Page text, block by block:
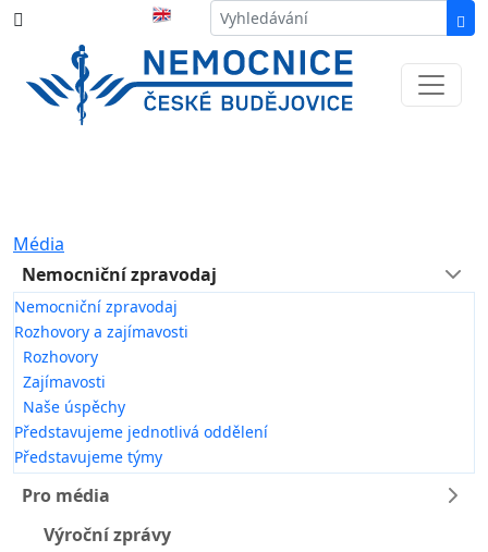
Média
Nemocniční zpravodaj
Nemocniční zpravodaj
Rozhovory a zajímavosti
Rozhovory
Zajímavosti
Naše úspěchy
Představujeme jednotlivá oddělení
Představujeme týmy
Pro média
Výroční zprávy